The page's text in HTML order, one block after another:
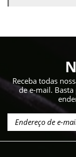
Receba todas
de e-mail.